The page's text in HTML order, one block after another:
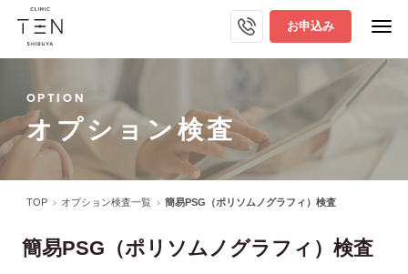
お申込み
OPTION
オプション検査
TOP オプション検査一覧 簡易PSG（ポリソムノグラフィ）検査
簡易PSG（ポリソムノグラフィ）検査